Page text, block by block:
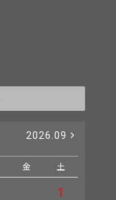
2026.09
金 土
1